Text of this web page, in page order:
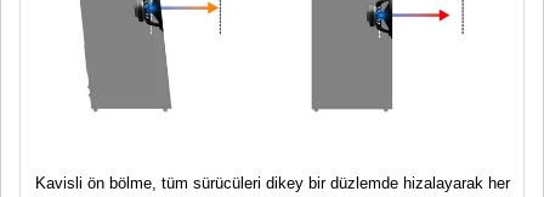
Kavisli ön bölme, tüm sürücüleri dikey bir düzlemde hizalayarak her